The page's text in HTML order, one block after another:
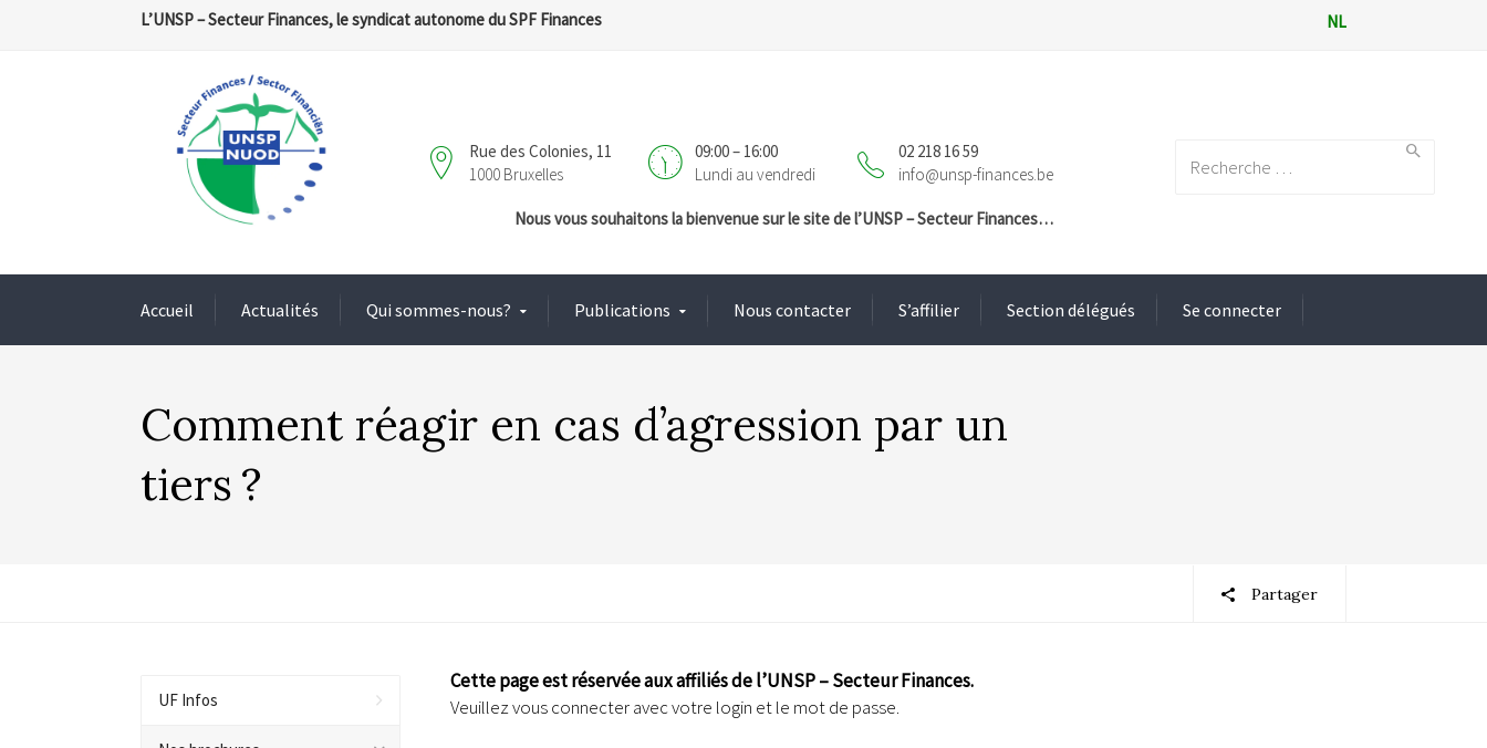
L’UNSP – Secteur Finances, le syndicat autonome du SPF Finances NL
02 218 16 59
info@unsp-finances.be
09:00 – 16:00
Lundi au vendredi
Rue des Colonies, 11
1000 Bruxelles
Nous vous souhaitons la bienvenue sur le site de l’UNSP – Secteur Finances…
Accueil Actualités Qui sommes-nous? Publications Nous contacter S’affilier Section délégués Se connecter
Comment réagir en cas d’agression par un
tiers ?
Partager
Cette page est réservée aux affiliés de l’UNSP – Secteur Finances.
Veuillez vous connecter avec votre login et le mot de passe.
UF Infos